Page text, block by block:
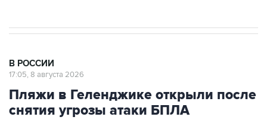
В РОССИИ
17:05, 8 августа 2026
Пляжи в Геленджике открыли после
снятия угрозы атаки БПЛА